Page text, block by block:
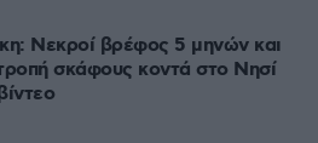
Νεκροί βρέφος 5 μηνών και
σκάφους κοντά στο Νησί